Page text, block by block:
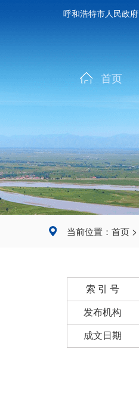
呼和浩特市人民政府
首页
当前位置： 首页 >
索 引 号
发布机构
成文日期